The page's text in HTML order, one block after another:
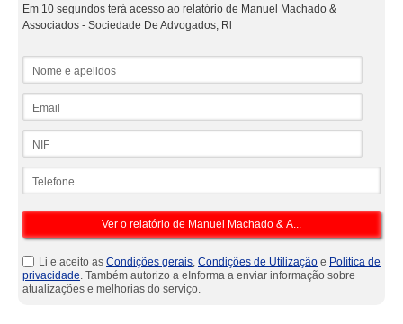
Em 10 segundos terá acesso ao relatório de Manuel Machado &
Associados - Sociedade De Advogados, Rl
Li e aceito as Condições gerais, Condições de Utilização e Política de
privacidade. Também autorizo a eInforma a enviar informação sobre
atualizações e melhorias do serviço.